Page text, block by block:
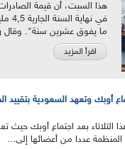
هذا السبت، أن قيمة
في
ما يفوق عشرين سنة". وقال
اقرأ المزيد
أوبك وتعهد السعودية بتقييد
الثلاثاء بعد اجتماع أوبك حيث
المنظمة عددا من أعضائها إلى...